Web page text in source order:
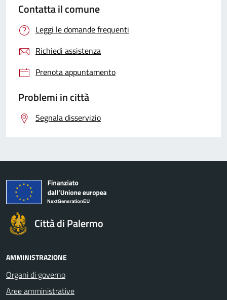
Contatta il comune
Leggi le domande frequenti
Richiedi assistenza
Prenota appuntamento
Problemi in città
Segnala disservizio
Città di Palermo
AMMINISTRAZIONE
Organi di governo
Aree amministrative